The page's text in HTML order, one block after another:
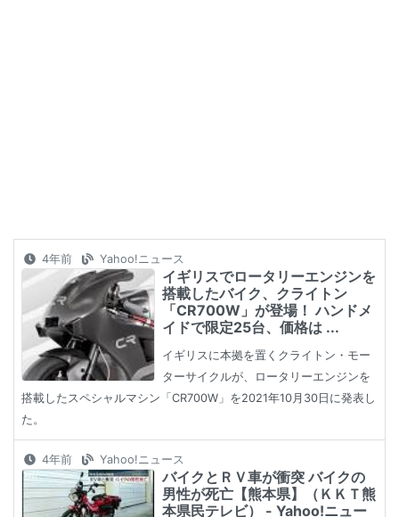
4年前 Yahoo!ニュース
イギリスでロータリーエンジンを
搭載したバイク、クライトン
「CR700W」が登場！ ハンドメ
イドで限定25台、価格は ...
イギリスに本拠を置くクライトン・モー
ターサイクルが、ロータリーエンジンを
搭載したスペシャルマシン「CR700W」を2021年10月30日に発表し
た。
4年前 Yahoo!ニュース
バイクとＲＶ車が衝突 バイクの
男性が死亡【熊本県】（ＫＫＴ熊
本県民テレビ） - Yahoo!ニュー